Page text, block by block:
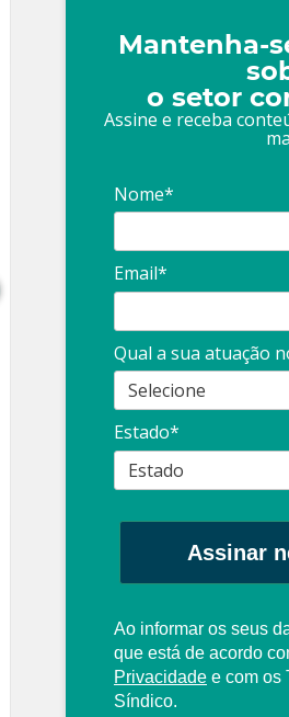
PCMSO: O que é?
Mantenha-
o setor
Assine e receba
Nome*
Email*
Qual a sua atuação
Estado*
Assinar
Ao informar os seus
que está de acordo
Privacidade e com os
Síndico.